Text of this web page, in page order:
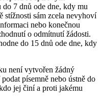
do 7 dnů ode dne, kdy mu
stížnosti sám zcela nevyhoví
nebo konečnou
o odmítnutí žádosti.
do 15 dnů ode dne, kdy
není vytvořen žádný
písemně nebo ústně do
jej činí a proti jakému